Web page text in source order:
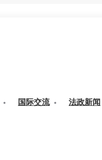
国际交流 法政新闻